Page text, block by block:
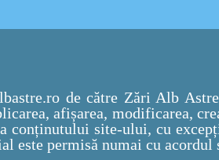
de către Zări Alb
afișarea, modificarea,
conținutului site-ului, cu
este permisă numai cu